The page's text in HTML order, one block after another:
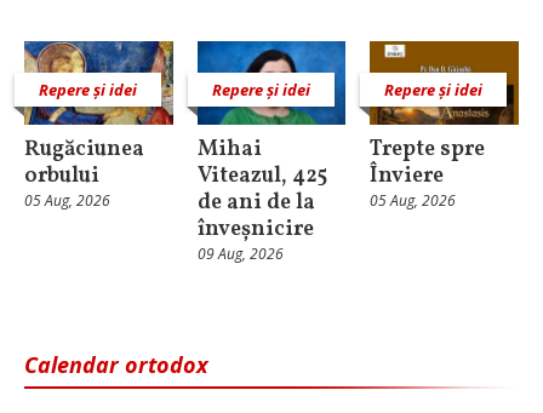
Repere și idei
Rugăciunea
orbului
05 Aug, 2026
Repere și idei
Mihai
Viteazul, 425
de ani de la
înveșnicire
09 Aug, 2026
Repere și idei
Trepte spre
Înviere
05 Aug, 2026
Calendar ortodox